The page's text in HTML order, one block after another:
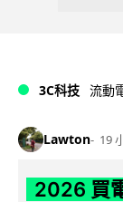
3C科技 流動
Lawton 19
2026 買